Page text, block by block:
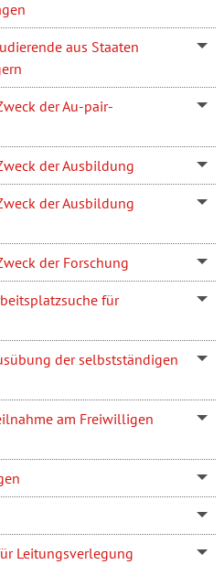
aus Staaten
der Au-pair-
der Ausbildung
der Ausbildung
der Forschung
für
der selbstständigen
am Freiwilligen
Leitungsverlegung